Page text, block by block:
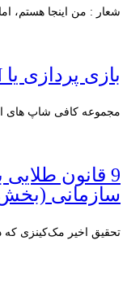
شعار : من اینجا هستم،
بازی پردازی یا GAMIFICATION مثال دوم :
مجموعه کافی شاپ های
9 قانون
سازمانی (بخش
تحقیق اخیر مک‌کینزی که